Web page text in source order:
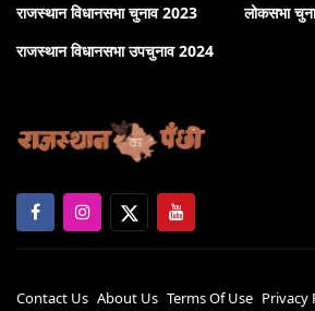
राजस्थान विधानसभा चुनाव 2023
लोकसभा
राजस्थान विधानसभा उपचुनाव 2024
Contact Us About Us Terms Of Use Privacy